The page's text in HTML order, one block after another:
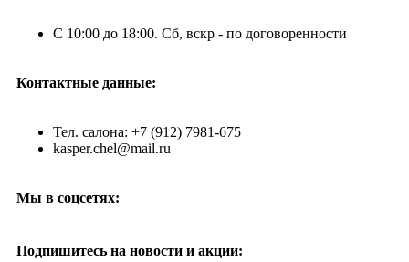
С 10:00 до 18:00. Сб, вскр - по договоренности
Контактные данные:
Тел. салона: +7 (912) 7981-675
kasper.chel@mail.ru
Мы в соцсетях:
Подпишитесь на новости и акции: